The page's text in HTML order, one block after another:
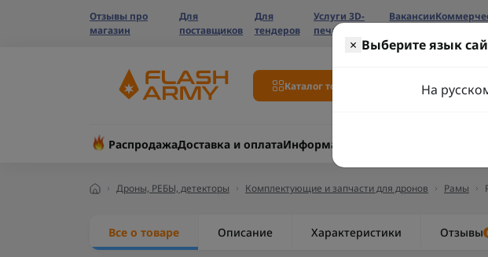
Отзывы про
магазин
Для
поставщиков
Для
тендеров
Услуги 3D-
печати
Вакансии
Каталог товаров
РаспродажаДоставка и оплатаИнформация
Дроны, РЕБЫ, детекторы Комплектующие и запчасти для дронов Рамы
× Выберите язык
На
Все о товаре Описание Характеристики Отзывы